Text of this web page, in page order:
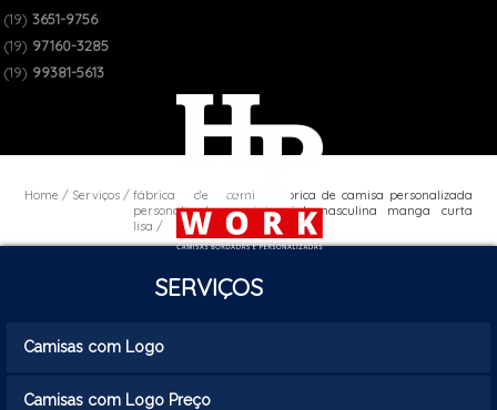
(19) 3651-9756
(19) 97160-3285
(19) 99381-5613
Home Serviços
fábrica de camisas
personalizadas sociais
lisa
fábrica de camisa personalizada
social masculina manga curta
lisa
SERVIÇOS
Camisas com Logo
Camisas com Logo Preço